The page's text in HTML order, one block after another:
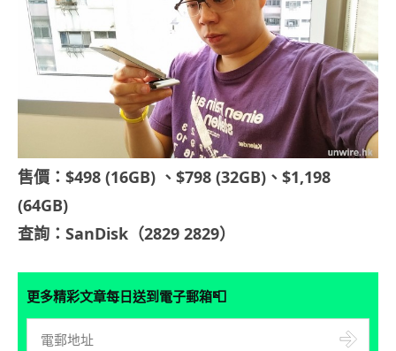
售價：$498 (16GB) 、$798 (32GB)、$1,198
(64GB)
查詢：SanDisk（2829 2829）
更多精彩文章每日送到電子郵箱📮